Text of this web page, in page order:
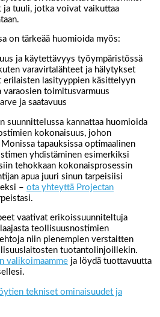
ja tuuli, jotka voivat vaikuttaa
on tärkeää huomioida myös:
ja käytettävyys työympäristössä
varavirtalähteet ja hälytykset
erilaisten lasityyppien käsittelyyn
varaosien toimitusvarmuus
ja saatavuus
suunnittelussa kannattaa huomioida
kokonaisuus, johon
tapauksissa optimaalinen
yhdistäminen esimerkiksi
tehokkaan kokonaisprosessin
apua juuri sinun tarpeisiisi
– ota yhteyttä Projectan
vaativat erikoissuunniteltuja
teollisuusnostimien
niin pienempien verstaitten
tuotantolinjoillekin.
valikoimaamme ja löydä tuottavuutta
tekniset ominaisuudet ja